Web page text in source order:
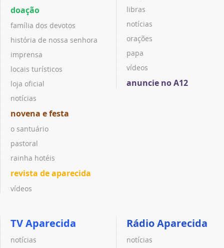
doação
família dos devotos
história de nossa senhora
imprensa
locais turísticos
loja oficial
notícias
novena e festa
o santuário
pastoral
rainha hotéis
revista de aparecida
vídeos
libras
notícias
orações
papa
vídeos
anuncie no A12
TV Aparecida
notícias
Rádio Aparecida
notícias